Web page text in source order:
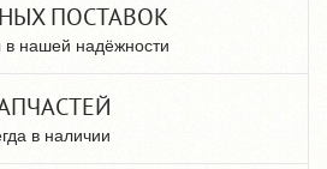
ПОСТАВОК
нашей надёжности
в наличии